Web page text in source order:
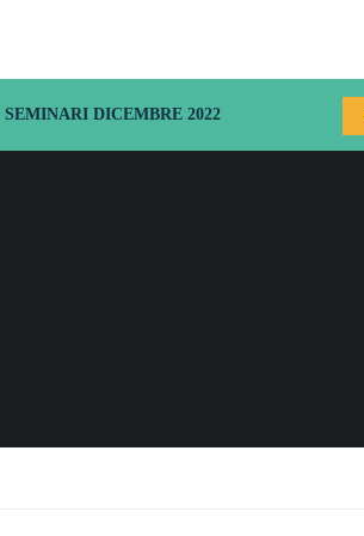
SEMINARI DICEMBRE 2022